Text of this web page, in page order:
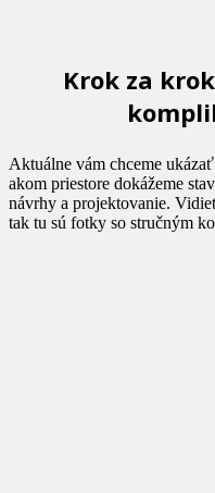
Krok za
Aktuálne vám chceme
akom priestore dokážeme
návrhy a projektovanie.
tak tu sú fotky so stručným